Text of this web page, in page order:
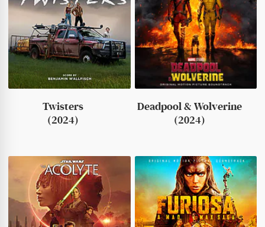
Twisters
(2024)
Deadpool & Wolverine
(2024)